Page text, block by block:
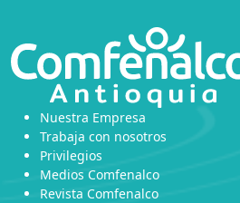
Nuestra Empresa
Trabaja con nosotros
Privilegios
Medios Comfenalco
Revista Comfenalco